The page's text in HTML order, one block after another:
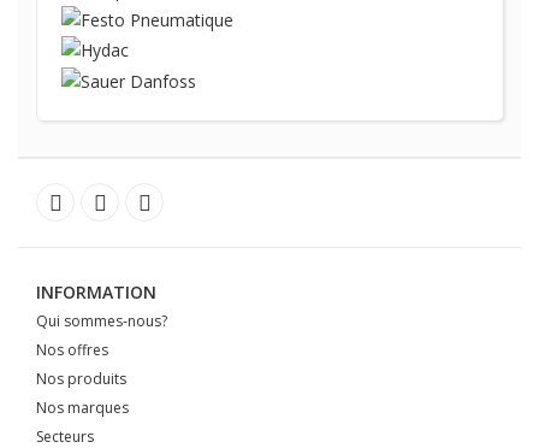
INFORMATION
Qui sommes-nous?
Nos offres
Nos produits
Nos marques
Secteurs